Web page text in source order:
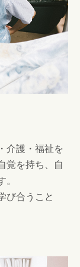
介護・福祉を
覚を持ち、自
。
び合うこと